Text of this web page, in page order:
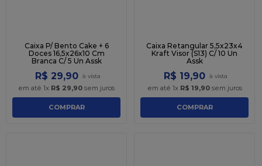
Caixa P/ Bento Cake + 6
Doces 16,5x26x10 Cm
Branca C/ 5 Un Assk
R$ 29,90
em até 1x R$ 29,90 sem juros
COMPRAR
Caixa Retangular 5,5x23x4
Kraft Visor (S13) C/ 10 Un
Assk
R$ 19,90
em até 1x R$ 19,90sem juros
COMPRAR